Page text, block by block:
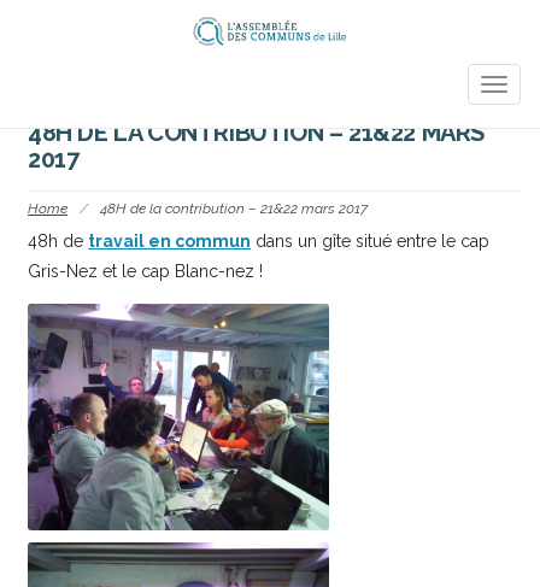
48H DE LA CONTRIBUTION – 21&22 MARS
2017
Home / 48H de la contribution – 21&22 mars 2017
48h de travail en commun dans un gîte situé entre le cap
Gris-Nez et le cap Blanc-nez !